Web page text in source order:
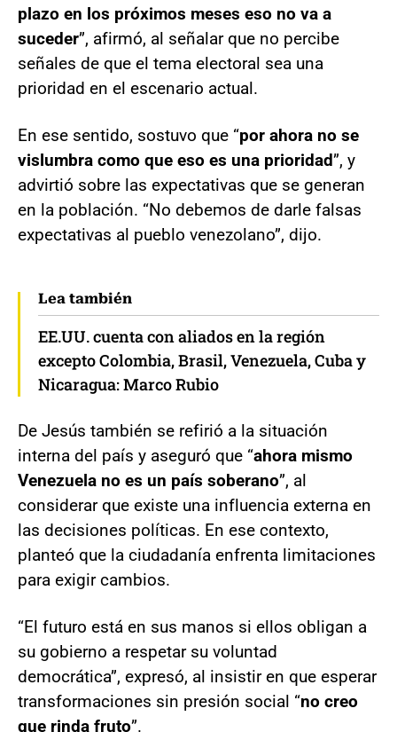
plazo en los próximos meses eso no va a
suceder”, afirmó, al señalar que no percibe
señales de que el tema electoral sea una
prioridad en el escenario actual.
En ese sentido, sostuvo que “por ahora no se
vislumbra como que eso es una prioridad”, y
advirtió sobre las expectativas que se generan
en la población. “No debemos de darle falsas
expectativas al pueblo venezolano”, dijo.
Lea también
EE.UU. cuenta con aliados en la región
excepto Colombia, Brasil, Venezuela, Cuba y
Nicaragua: Marco Rubio
De Jesús también se refirió a la situación
interna del país y aseguró que “ahora mismo
Venezuela no es un país soberano”, al
considerar que existe una influencia externa en
las decisiones políticas. En ese contexto,
planteó que la ciudadanía enfrenta limitaciones
para exigir cambios.
“El futuro está en sus manos si ellos obligan a
su gobierno a respetar su voluntad
democrática”, expresó, al insistir en que esperar
transformaciones sin presión social “no creo
que rinda fruto”.